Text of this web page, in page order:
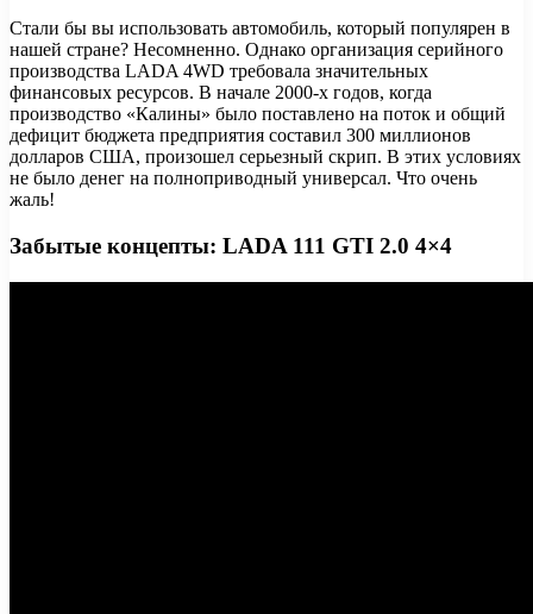
Стали бы вы использовать автомобиль, который популярен в
нашей стране? Несомненно. Однако организация серийного
производства LADA 4WD требовала значительных
финансовых ресурсов. В начале 2000-х годов, когда
производство «Калины» было поставлено на поток и общий
дефицит бюджета предприятия составил 300 миллионов
долларов США, произошел серьезный скрип. В этих условиях
не было денег на полноприводный универсал. Что очень
жаль!
Забытые концепты: LADA 111 GTI 2.0 4×4